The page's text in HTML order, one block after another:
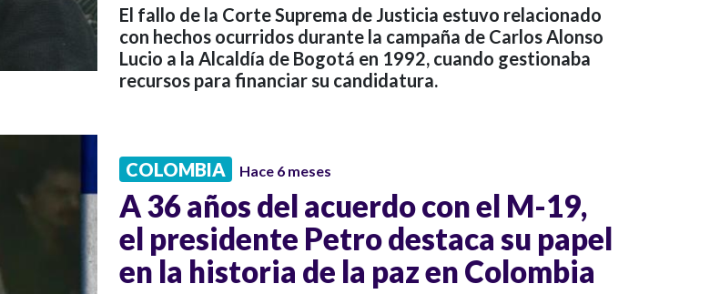
El fallo de la Corte Suprema de Justicia estuvo relacionado
con hechos ocurridos durante la campaña de Carlos Alonso
Lucio a la Alcaldía de Bogotá en 1992, cuando gestionaba
recursos para financiar su candidatura.
COLOMBIA Hace 6 meses
A 36 años del acuerdo con el M-19,
el presidente Petro destaca su papel
en la historia de la paz en Colombia